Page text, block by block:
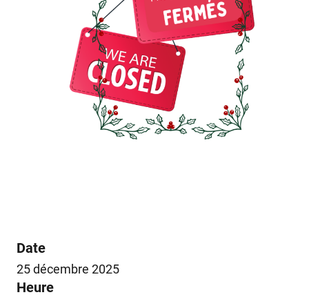
Date
25 décembre 2025
Heure